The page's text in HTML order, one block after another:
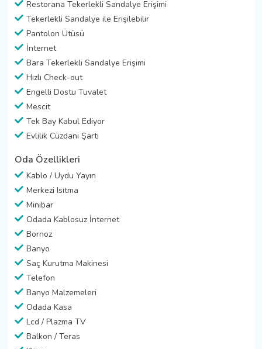
Restorana Tekerlekli Sandalye Erişimi
Tekerlekli Sandalye ile Erişilebilir
Pantolon Ütüsü
İnternet
Bara Tekerlekli Sandalye Erişimi
Hızlı Check-out
Engelli Dostu Tuvalet
Mescit
Tek Bay Kabul Ediyor
Evlilik Cüzdanı Şartı
Oda Özellikleri
Kablo / Uydu Yayın
Merkezi Isıtma
Minibar
Odada Kablosuz İnternet
Bornoz
Banyo
Saç Kurutma Makinesi
Telefon
Banyo Malzemeleri
Odada Kasa
Lcd / Plazma TV
Balkon / Teras